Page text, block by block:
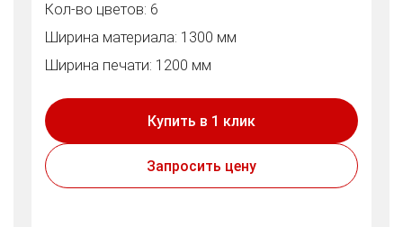
Кол-во цветов: 6
Ширина материала: 1300 мм
Ширина печати: 1200 мм
Купить в 1 клик
Запросить цену